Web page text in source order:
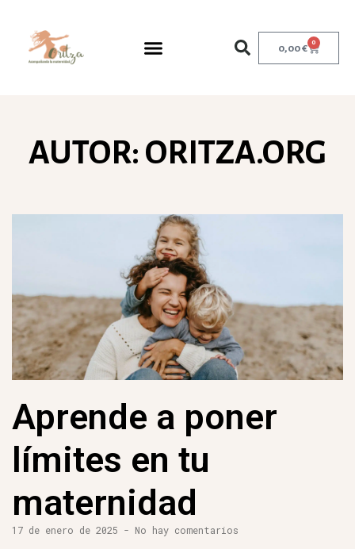
0,00€ 0
AUTOR: ORITZA.ORG
Aprende a poner
límites en tu
maternidad
17 de enero de 2025 No hay comentarios